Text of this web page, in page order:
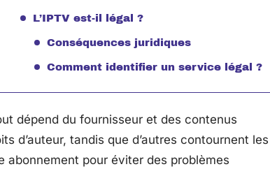
L’IPTV est-il légal ?
Conséquences juridiques
Comment identifier un service légal ?
dépend du fournisseur et des contenus
d’auteur, tandis que d’autres contournent les
abonnement pour éviter des problèmes